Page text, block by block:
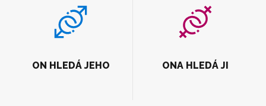
ON HLEDÁ JEHO ONA HLEDÁ JI